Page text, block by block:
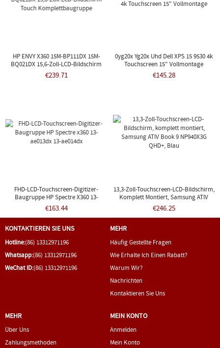
HP ENVY X360 15M-BP111DX 15M-
BQ021DX 15,6-Zoll-LCD-Bildschirm
Touch Komplettbaugruppe
€239.71
0yg20x Yg20x Uhd Dell XPS 15 9530 4k
Touchscreen 15" Vollmontage
€145.28
FHD-LCD-Touchscreen-Digitizer-
Baugruppe HP Spectre X360 13-
Ae013dx 13-Ae014dx
€163.44
13,3-Zoll-Touchscreen-LCD-Bildschirm,
Komplett Montiert, Samsung ATIV
Book 9 NP940X3G QHD+, Blau
€246.25
KONTAKTIEREN SIE UNS
Hotline:(86) 13312971196
Whatsapp:(86) 13312971196
WeChat ID:(86) 13312971196
MEHR
Häufig Gestellte Fragen
Wie Erhalte Ich Einen Rabatt?
Warum Wir?
Nachrichten
Kontaktieren Sie Uns
MEHR
Über Uns
Zahlungsmethoden
MEIN KONTO
Anmelden
Mein Konto